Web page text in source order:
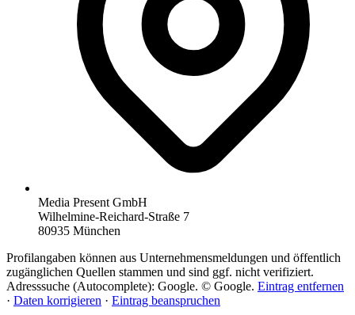
Media Present GmbH
Wilhelmine-Reichard-Straße 7
80935 München
Profilangaben können aus Unternehmensmeldungen und öffentlich
zugänglichen Quellen stammen und sind ggf. nicht verifiziert.
Adresssuche (Autocomplete): Google. © Google. Eintrag entfernen
· Daten korrigieren · Eintrag beanspruchen